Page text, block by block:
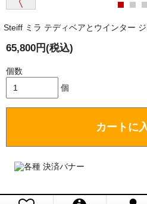
か？
国内で一度検品をしますので
週間でのお届けとなります。
（稀に、通関手続き等に時間
ます。）
注文のキャンセルは可能です
お取り寄せ商品となっており
兵庫県 A・K 様
「ベアちゃんの紹介分が丁
「購入してから商品到着
き、対応に誠実さを
Steiff ミラ テディベアとウインター
65,800円(税込)
個数
個
カートに